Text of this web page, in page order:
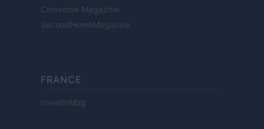
Cineverse Magazine
SecondHomeMagazine
FRANCE
InvestirMag